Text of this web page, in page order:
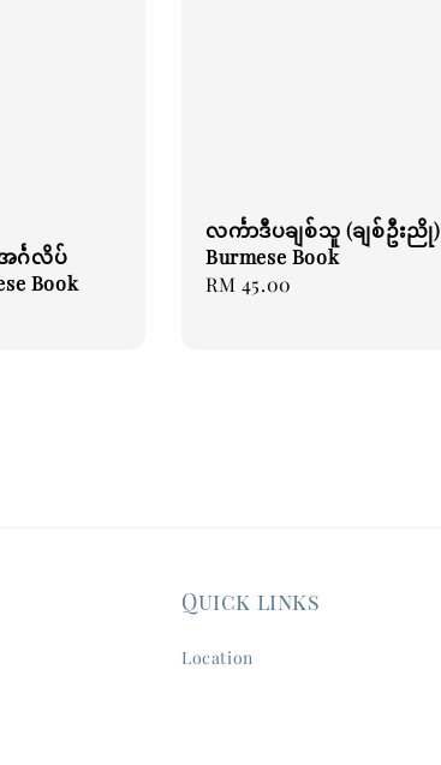
င်္ဂလိပ်
Book
လင်္ကာဒီပချစ်သူ (ချစ်ဦးညို)
Burmese Book
Regular
RM 45.00
Quick links
Location